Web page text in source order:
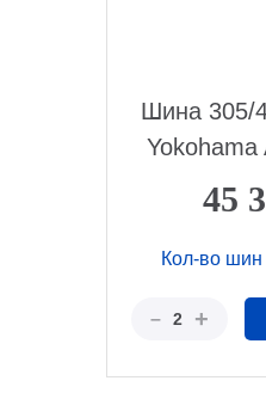
Шина 305/
Yokohama
45
Кол-во шин
– 2 +